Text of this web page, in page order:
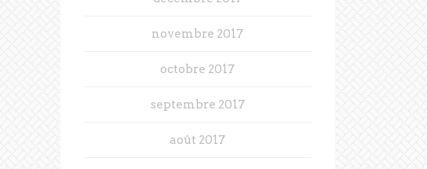
novembre 2017
octobre 2017
septembre 2017
août 2017